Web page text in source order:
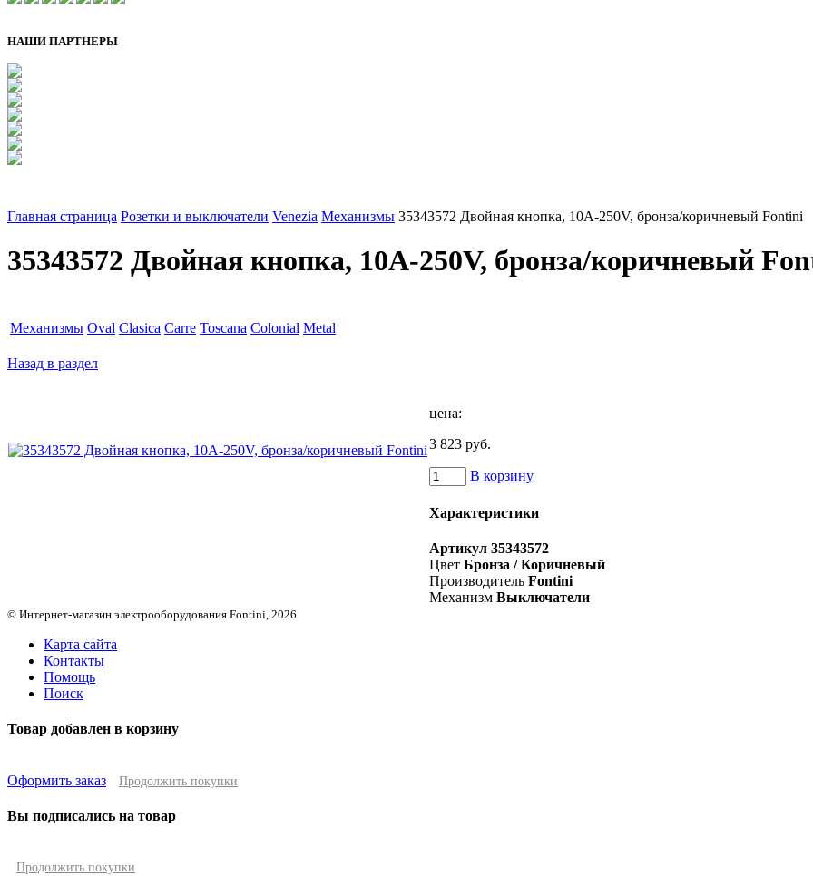
НАШИ ПАРТНЕРЫ
Главная страница Розетки и выключатели Venezia Механизмы 35343572 Двойная кнопка, 10A-250V, бронза/коричневый Fontini
35343572 Двойная кнопка, 10A-250V, бронза/коричневый
Механизмы Oval Clasica Carre Toscana Colonial Metal
Назад в раздел
цена:
3 823 руб.
В корзину
Характеристики
Артикул 35343572
Цвет Бронза / Коричневый
Производитель Fontini
Механизм Выключатели
© Интернет-магазин электрооборудования Fontini, 2026
Карта сайта
Контакты
Помощь
Поиск
Товар добавлен в корзину
Оформить заказ Продолжить покупки
Вы подписались на товар
Продолжить покупки